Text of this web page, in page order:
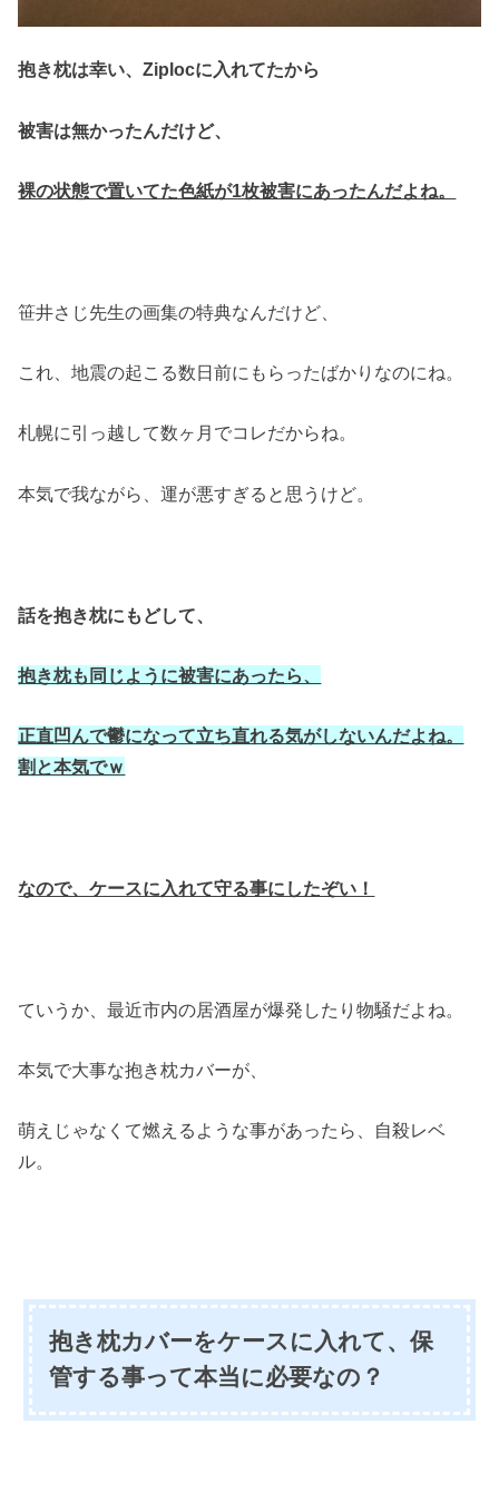
抱き枕は幸い、Ziplocに入れてたから
被害は無かったんだけど、
裸の状態で置いてた色紙が1枚被害にあったんだよね。
笹井さじ先生の画集の特典なんだけど、
これ、地震の起こる数日前にもらったばかりなのにね。
札幌に引っ越して数ヶ月でコレだからね。
本気で我ながら、運が悪すぎると思うけど。
話を抱き枕にもどして、
抱き枕も同じように被害にあったら、
正直凹んで鬱になって立ち直れる気がしないんだよね。
割と本気でｗ
なので、ケースに入れて守る事にしたぞい！
ていうか、最近市内の居酒屋が爆発したり物騒だよね。
本気で大事な抱き枕カバーが、
萌えじゃなくて燃えるような事があったら、自殺レベ
ル。
抱き枕カバーをケースに入れて、保
管する事って本当に必要なの？